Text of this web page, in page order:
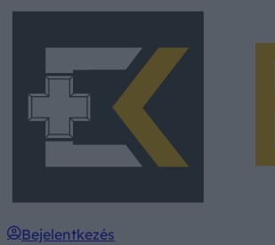
Bejelentkezés